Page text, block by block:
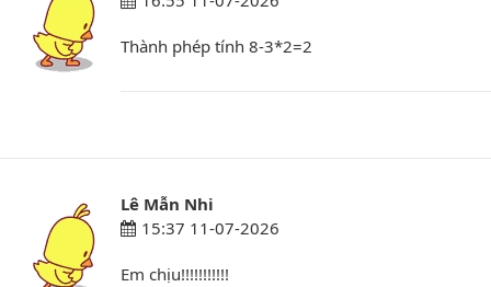
Thành phép tính 8-3*2=2
Lê Mẫn Nhi
15:37 11-07-2026
Em chịu!!!!!!!!!!!